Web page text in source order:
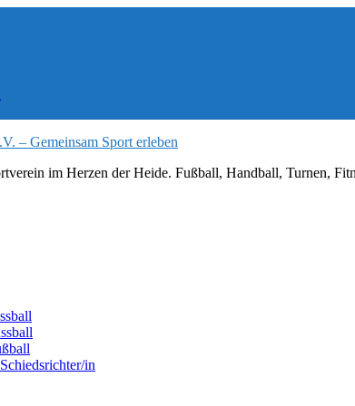
– Gemeinsam Sport erleben
im Herzen der Heide. Fußball, Handball, Turnen,
in